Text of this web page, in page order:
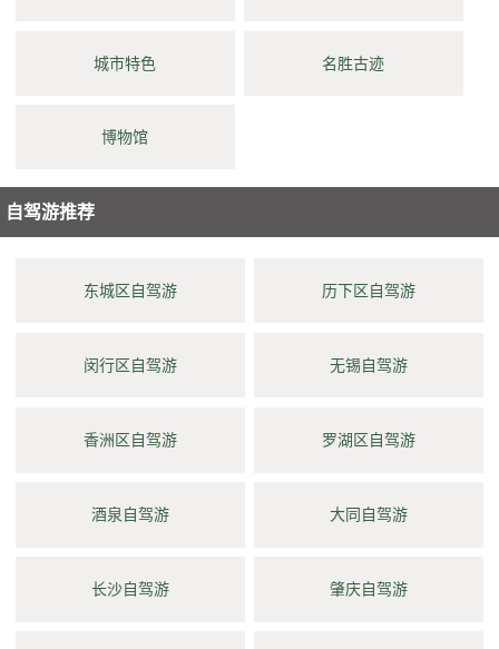
城市特色 名胜古迹
博物馆
自驾游推荐
东城区自驾游 历下区自驾游
闵行区自驾游 无锡自驾游
香洲区自驾游 罗湖区自驾游
酒泉自驾游 大同自驾游
长沙自驾游 肇庆自驾游